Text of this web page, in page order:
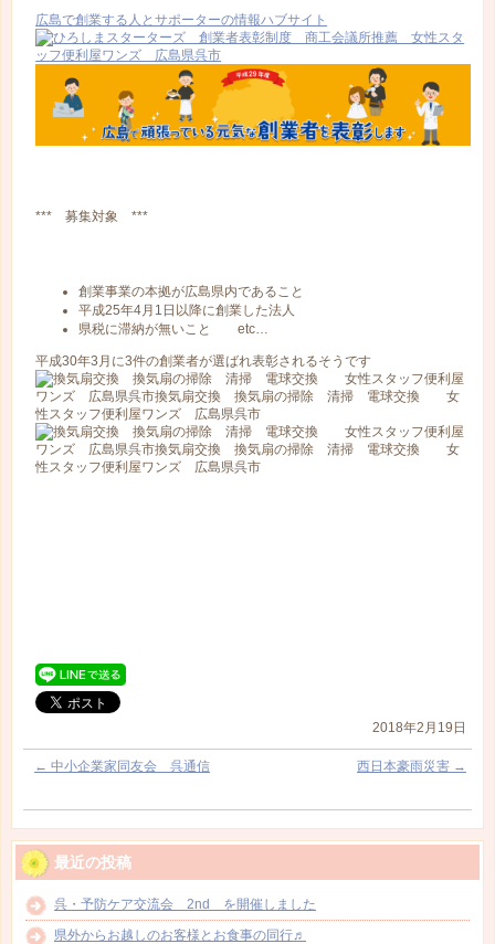
広島で創業する人とサポーターの情報ハブサイト
*** 募集対象 ***
創業事業の本拠が広島県内であること
平成25年4月1日以降に創業した法人
県税に滞納が無いこと etc…
平成30年3月に3件の創業者が選ばれ表彰されるそうです
2018年2月19日
← 中小企業家同友会 呉通信 西日本豪雨災害 →
最近の投稿
呉・予防ケア交流会 2nd を開催しました
県外からお越しのお客様とお食事の同行♬